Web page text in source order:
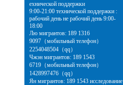
ехнической поддержки
9:00-21:00 технической поддержки :
рабочий день не рабочий день 9:00-
18:00
Лю мигрантов: 189 1316
9097（мобильный телефон）
2254048504（qq）
Чжэн мигрантов: 189 1543
6719（мобильный телефон）
1428997476（qq）
Ян мигрантов: 189 1543 исследование